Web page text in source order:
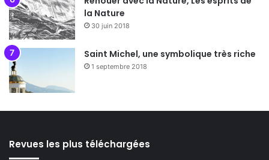
la Nature
30 juin 2018
Saint Michel, une symbolique très riche
1 septembre 2018
Revues les plus téléchargées